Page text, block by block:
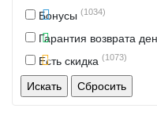
Бонусы (1034)
Гарантия возврата
Есть скидка (1073)